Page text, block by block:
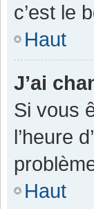
c’est le
Haut
J’ai
Si vous
l’heure
Haut